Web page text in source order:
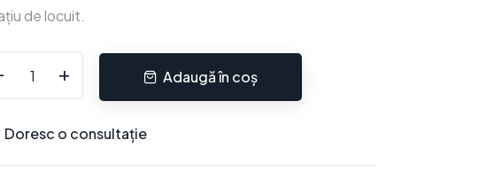
de locuit.
+ Adaugă în coș
Doresc o consultație